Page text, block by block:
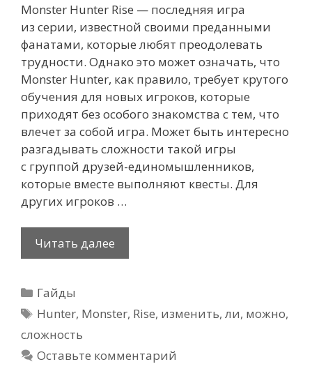
Monster Hunter Rise — последняя игра
из серии, известной своими преданными
фанатами, которые любят преодолевать
трудности. Однако это может означать, что
Monster Hunter, как правило, требует крутого
обучения для новых игроков, которые
приходят без особого знакомства с тем, что
влечет за собой игра. Может быть интересно
разгадывать сложности такой игры
с группой друзей-единомышленников,
которые вместе выполняют квесты. Для
других игроков …
Читать далее
ли
в
Rise
Рубрики
Гайды
Метки
Hunter, Monster, Rise, изменить,ли, можно,
сложность
Оставьте комментарий